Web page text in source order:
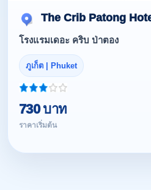
The Crib Patong
โรงแรมเดอะ คริบ ป่าตอง
ภูเก็ต | Phuket
730 บาท
ราคาเริ่มต้น